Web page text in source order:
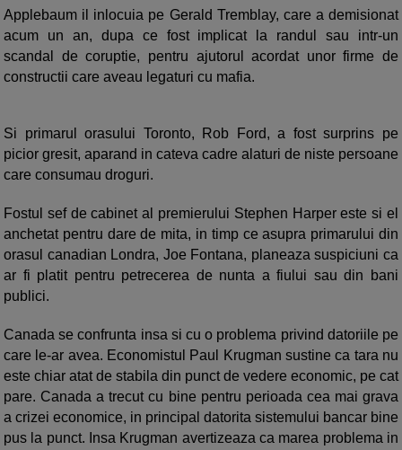
Applebaum il inlocuia pe Gerald Tremblay, care a demisionat
acum un an, dupa ce fost implicat la randul sau intr-un
scandal de coruptie, pentru ajutorul acordat unor firme de
constructii care aveau legaturi cu mafia.
Si primarul orasului Toronto, Rob Ford, a fost surprins pe
picior gresit, aparand in cateva cadre alaturi de niste persoane
care consumau droguri.
Fostul sef de cabinet al premierului Stephen Harper este si el
anchetat pentru dare de mita, in timp ce asupra primarului din
orasul canadian Londra, Joe Fontana, planeaza suspiciuni ca
ar fi platit pentru petrecerea de nunta a fiului sau din bani
publici.
Canada se confrunta insa si cu o problema privind datoriile pe
care le-ar avea. Economistul Paul Krugman sustine ca tara nu
este chiar atat de stabila din punct de vedere economic, pe cat
pare. Canada a trecut cu bine pentru perioada cea mai grava
a crizei economice, in principal datorita sistemului bancar bine
pus la punct. Insa Krugman avertizeaza ca marea problema in